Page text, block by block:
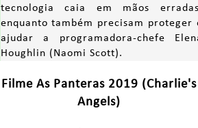
tecnologia caia em mãos
enquanto também precisam proteger
ajudar a programadora-chefe
Houghlin (Naomi Scott).
Filme As Panteras 2019 (Charlie's
Angels)